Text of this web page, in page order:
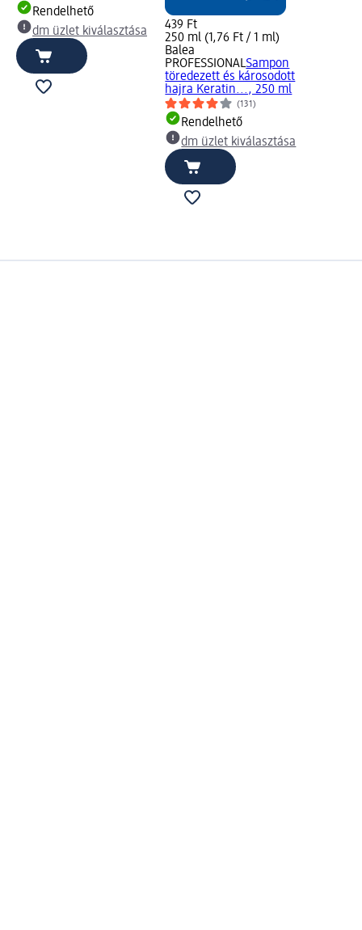
Rendelhető
dm üzlet kiválasztása
439 Ft
250 ml (1,76 Ft / 1 ml)
Balea
PROFESSIONALSampon
töredezett és károsodott
hajra Keratin..., 250 ml
(131)
Rendelhető
dm üzlet kiválasztása